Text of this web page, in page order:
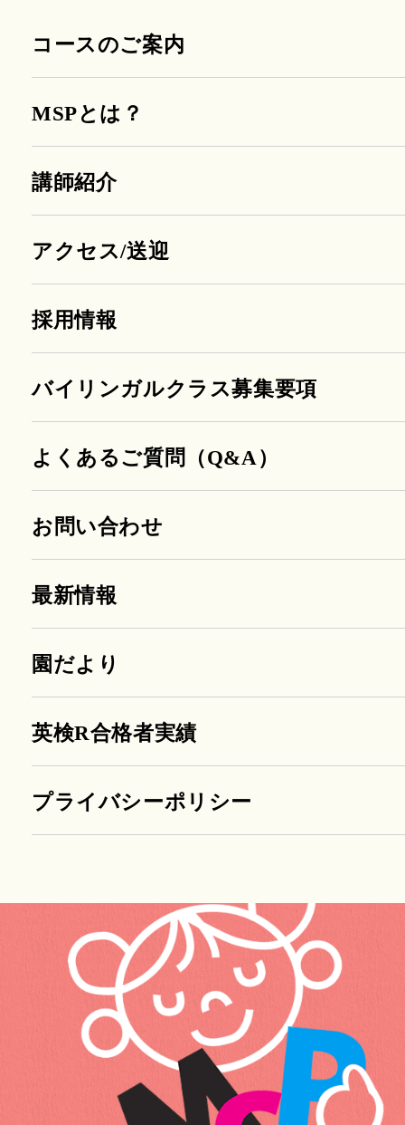
コースのご案内
MSPとは？
講師紹介
アクセス/送迎
採用情報
バイリンガルクラス募集要項
よくあるご質問（Q&A）
お問い合わせ
最新情報
園だより
英検R合格者実績
プライバシーポリシー